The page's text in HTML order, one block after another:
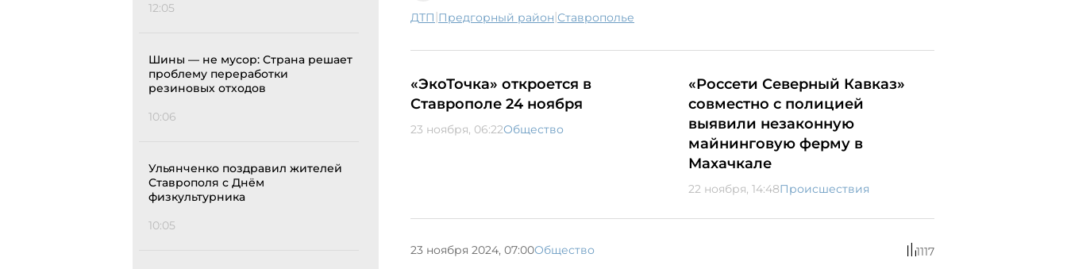
12:05
Шины — не мусор: Страна решает
проблему переработки
резиновых отходов
10:06
Ульянченко поздравил жителей
Ставрополя с Днём
физкультурника
10:05
ДТП | Предгорный район| Ставрополье
«ЭкоТочка» откроется в
Ставрополе 24 ноября
23 ноября, 06:22Общество
«Россети Северный Кавказ»
совместно с полицией
выявили незаконную
майнинговую ферму в
Махачкале
22 ноября, 14:48Происшествия
23 ноября 2024, 07:00Общество 1117